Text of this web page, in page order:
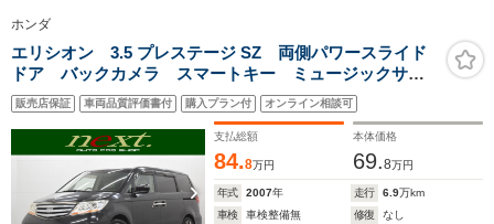
ホンダ
エリシオン 3.5 プレステージ SZ 両側パワースライド
ドア バックカメラ スマートキー ミュージックサー
バー オートライト HID フォグランプ デュアルオー
トエアコン ハーフレザーシート パワーシート
販売店保証 車両品質評価書付 購入プラン付 オンライン相談可
支払総額
84.8万円
本体価格
69.8万円
年式 2007年 走行 6.9万km
車検
車検整備無 修復
なし